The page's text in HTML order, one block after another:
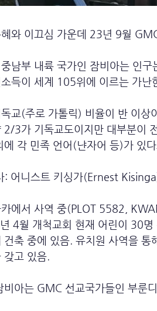
와 이끄심 가운데 23년 9월
남부 내륙 국가인 잠비아는 인
득이 세계 105위에 이르는 가난
교(주로 가톨릭) 비율이 반 이상
2/3가 기독교도이지만 대부분이
에 각 민족 언어(냔자어 등)가 있다
: 어니스트 키싱가(Ernest
카에서 사역 중(PLOT 5582,
4월 개척교회 현재 어린이 30
건축 중에 있음. 유치원 사역을
고 있음.
비아는 GMC 선교국가들인 부룬